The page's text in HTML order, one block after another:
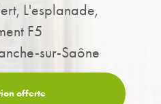
L'esplanade,
F5
sur-Saône
offerte